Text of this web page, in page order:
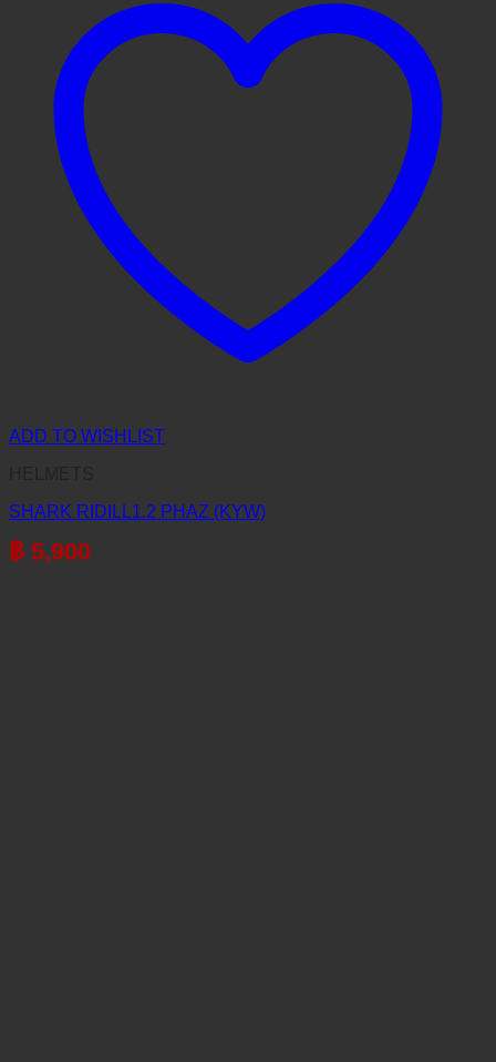
ADD TO WISHLIST
SHARK RIDILL1.2 PHAZ (KYW)
฿ 5,900